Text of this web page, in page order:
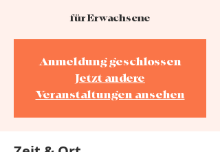
für Erwachsene
Anmeldung geschlossen
Jetzt andere
Veranstaltungen ansehen